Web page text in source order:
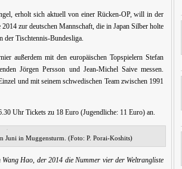
erholt sich aktuell von einer Rücken-OP, will in der
zur deutschen Mannschaft, die in Japan Silber holte
der Tischtennis-Bundesliga.
außerdem mit den europäischen Topspielern Stefan
Jörgen Persson und Jean-Michel Saive messen.
und mit seinem schwedischen Team zwischen 1991
Uhr Tickets zu 18 Euro (Jugendliche: 11 Euro) an.
Juni in Muggensturm. (Foto: P. Porai-Koshits)
Wang Hao, der 2014 die Nummer vier der Weltrangliste